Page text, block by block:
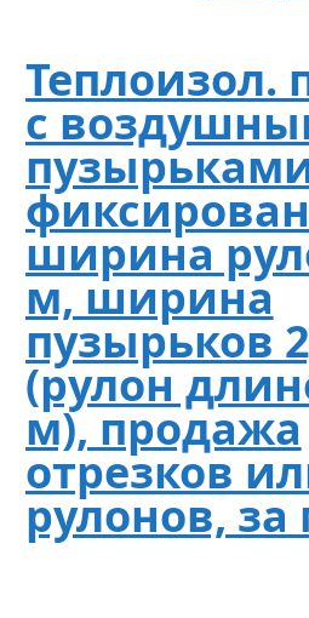
Теплоизол.
с
ширина
м, ширина
пузырьков
(рулон
м), продажа
отрезков
рулонов, за